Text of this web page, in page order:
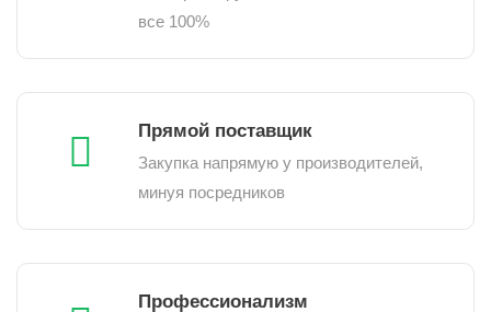
все 100%
Прямой поставщик
Закупка напрямую у производителей,
минуя посредников
Профессионализм